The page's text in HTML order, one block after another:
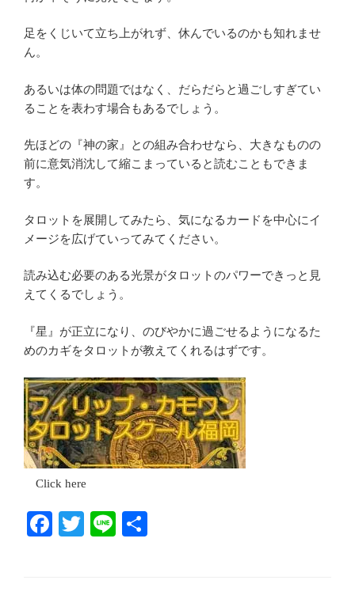
足をくじいて立ち上がれず、休んでいるのかも知れませ
ん。
あるいは体の問題ではなく、だらだらと過ごしすぎてい
ることを表わす場合もあるでしょう。
先ほどの『神の家』との組み合わせなら、大きなものの
前に意気消沈して縮こまっていると読むこともできま
す。
タロットを展開してみたら、気になるカードを中心にイ
メージを広げていってみてください。
読み込む必要のある光景がタロットのパワーできっと見
えてくるでしょう。
『星』が正立になり、のびやかに過ごせるようになるた
めのカギをタロットが教えてくれるはずです。
Click here
Fa T
Li